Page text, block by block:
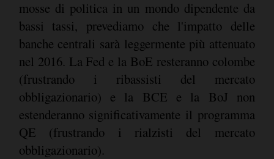
mosse di politica in un mondo dipendente da
bassi tassi, prevediamo che l'impatto delle
banche centrali sarà leggermente più attenuato
nel 2016. La Fed e la BoE resteranno colombe
(frustrando i ribassisti del mercato
obbligazionario) e la BCE e la BoJ non
estenderanno significativamente il programma
QE (frustrando i rialzisti del mercato
obbligazionario).